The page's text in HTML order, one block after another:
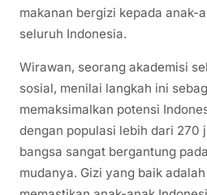
makanan bergizi kepada anak-
seluruh Indonesia.
Wirawan, seorang akademisi
sosial, menilai langkah ini
memaksimalkan potensi
dengan populasi lebih dari 270
bangsa sangat bergantung
mudanya. Gizi yang baik